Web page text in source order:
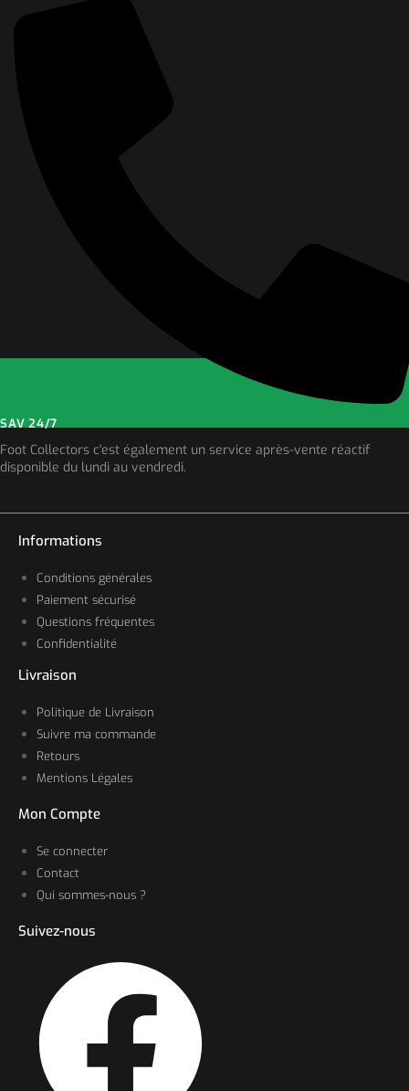
SAV 24/7
Foot Collectors c'est également un service après-vente réactif
disponible du lundi au vendredi.
Informations
Conditions générales
Paiement sécurisé
Questions fréquentes
Confidentialité
Livraison
Politique de Livraison
Suivre ma commande
Retours
Mentions Légales
Mon Compte
Se connecter
Contact
Qui sommes-nous ?
Suivez-nous